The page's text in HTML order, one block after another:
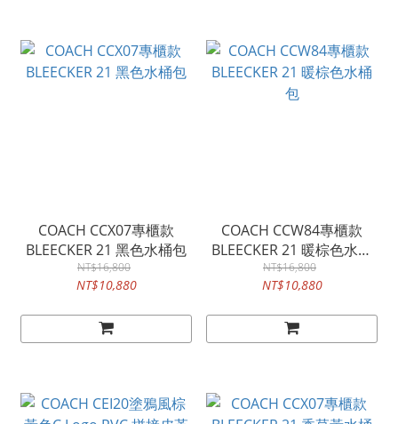
COACH CCX07專櫃款
BLEECKER 21 黑色水桶包
NT$16,800
NT$10,880
COACH CCW84專櫃款
BLEECKER 21 暖棕色水桶
包
NT$16,800
NT$10,880